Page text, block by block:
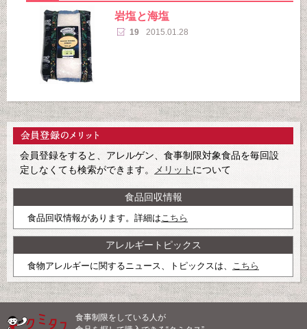
岩塩と海塩
19 2015.01.28
会員登録をすると、アレルゲン、食事制限対象食品を毎回設
定しなくても検索ができます。
メリット について
食品回収情報
食品回収情報があります。詳細はこちら
アレルギートピックス
食物アレルギーに関するニュース、トピックスは、 こちら
食事制限をしている人が